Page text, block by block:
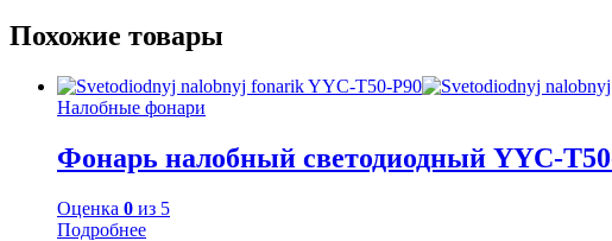
Похожие товары
Налобные фонари
Фонарь налобный светодиодный YYC-
Оценка 0 из 5
Подробнее